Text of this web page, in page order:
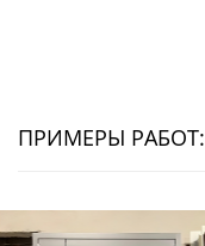
ПРИМЕРЫ РАБОТ: